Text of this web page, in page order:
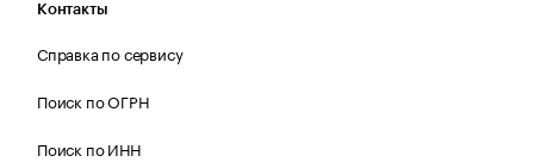
Контакты
Справка по сервису
Поиск по ОГРН
Поиск по ИНН